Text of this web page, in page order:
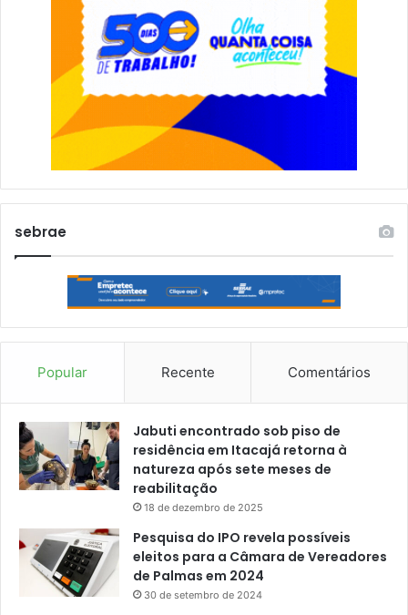
sebrae
Popular Recente Comentários
Jabuti encontrado sob piso de
residência em Itacajá retorna à
natureza após sete meses de
reabilitação
18 de dezembro de 2025
Pesquisa do IPO revela possíveis
eleitos para a Câmara de Vereadores
de Palmas em 2024
30 de setembro de 2024